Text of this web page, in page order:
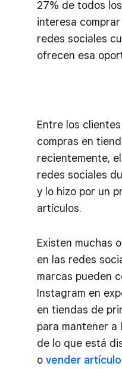
27% de todos
interesa
redes sociales
ofrecen esa
Entre los
compras en
recientemente,
redes sociales
y lo hizo por un
artículos.
Existen muchas
en las redes
marcas pueden
Instagram en
en tiendas de
para mantener
de lo que está
o vender